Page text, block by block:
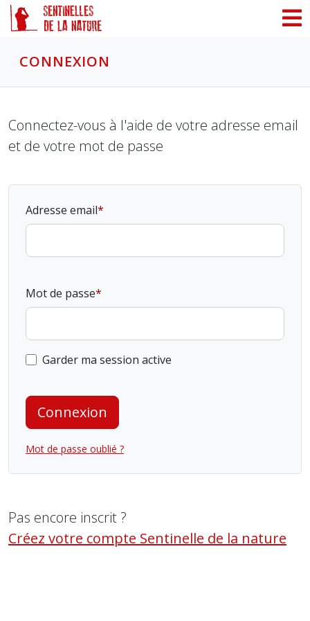
CONNEXION
Connectez-vous à l'aide de votre adresse email
et de votre mot de passe
Adresse email
Mot de passe
Garder ma session active
Connexion
Mot de passe oublié ?
Pas encore inscrit ?
Créez votre compte Sentinelle de la nature
Panneau de gestion des cookies